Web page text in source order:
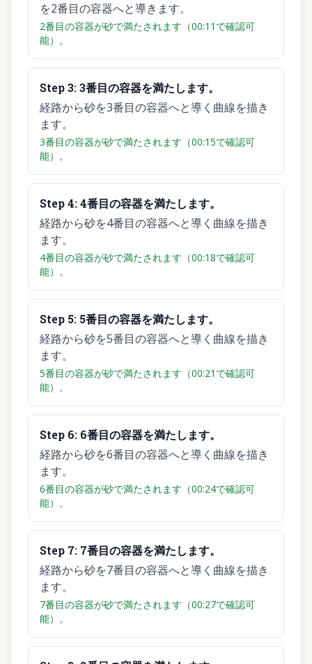
を2番目の容器へと導きます。
2番目の容器が砂で満たされます（00:11で確認可
能）。
Step3:3番目の容器を満たします。
経路から砂を3番目の容器へと導く曲線を描き
ます。
3番目の容器が砂で満たされます（00:15で確認可
能）。
Step4:4番目の容器を満たします。
経路から砂を4番目の容器へと導く曲線を描き
ます。
4番目の容器が砂で満たされます（00:18で確認可
能）。
Step 5: 5番目の容器を満たします。
経路から砂を5番目の容器へと導く曲線を描き
ます。
5番目の容器が砂で満たされます（00:21で確認可
能）。
Step 6: 6番目の容器を満たします。
経路から砂を6番目の容器へと導く曲線を描き
ます。
6番目の容器が砂で満たされます（00:24で確認可
能）。
Step 7: 7番目の容器を満たします。
経路から砂を7番目の容器へと導く曲線を描き
ます。
7番目の容器が砂で満たされます（00:27で確認可
能）。